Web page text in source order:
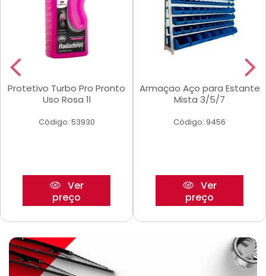
Protetivo Turbo Pro Pronto
Uso Rosa 1l
Código: 53930
Ver
preço
Armaçao Aço para Estante
Mista 3/5/7
Código: 9456
Ver
preço